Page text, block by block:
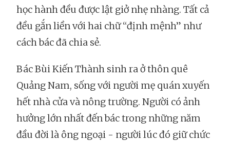
học hành đều được lật giở nhẹ nhàng. Tất cả
đều gắn liền với hai chữ “định mệnh” như
cách bác đã chia sẻ.
Bác Bùi Kiến Thành sinh ra ở thôn quê
Quảng Nam, sống với người mẹ quán xuyến
hết nhà cửa và nông trường. Người có ảnh
hưởng lớn nhất đến bác trong những năm
đầu đời là ông ngoại - người lúc đó giữ chức